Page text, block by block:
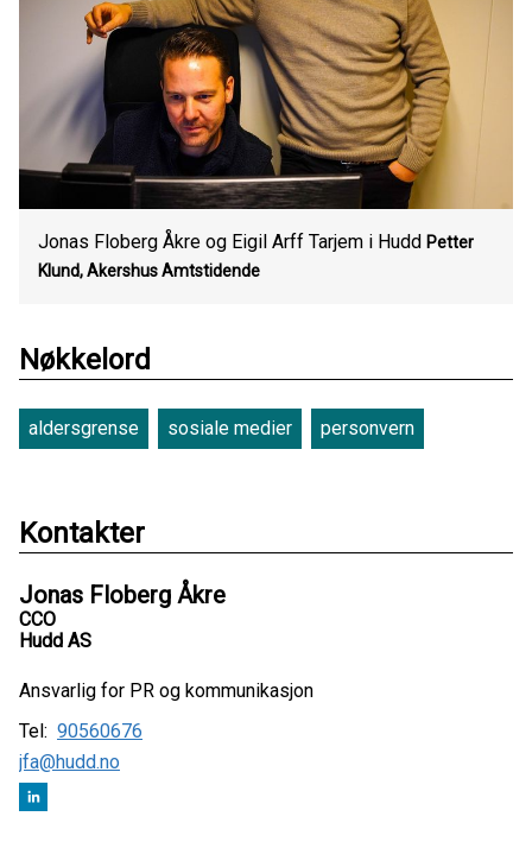
Jonas Floberg Åkre og Eigil Arff Tarjem i Hudd Petter
Klund, Akershus Amtstidende
Nøkkelord
aldersgrense sosiale medier personvern
Kontakter
Jonas Floberg Åkre
CCO
Hudd AS
Ansvarlig for PR og kommunikasjon
Tel: 90560676
jfa@hudd.no